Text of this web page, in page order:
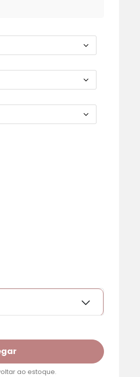
ao estoque.